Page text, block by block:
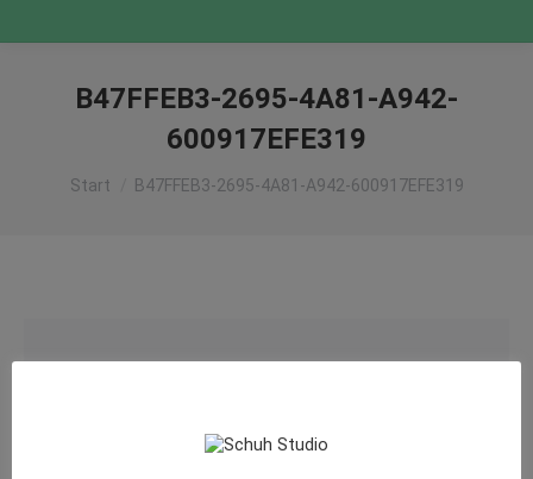
B47FFEB3-2695-4A81-A942-
600917EFE319
Sie befinden sich hier:
Start B47FFEB3-2695-4A81-A942-600917EFE319